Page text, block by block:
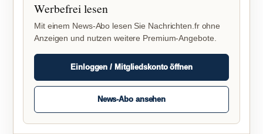
Werbefrei lesen
Mit einem News-Abo lesen Sie Nachrichten.fr ohne
Anzeigen und nutzen weitere Premium-Angebote.
Einloggen / Mitgliedskonto öffnen
News-Abo ansehen